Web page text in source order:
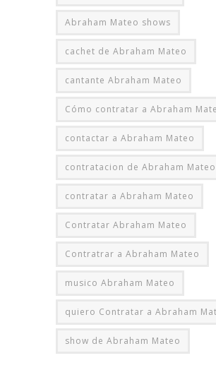
Abraham Mateo shows
cachet de Abraham Mateo
cantante Abraham Mateo
Cómo contratar a Abraham
contactar a Abraham Mateo
contratacion de Abraham Mateo
contratar a Abraham Mateo
Contratar Abraham Mateo
Contratrar a Abraham Mateo
musico Abraham Mateo
quiero Contratar a Abraham
show de Abraham Mateo